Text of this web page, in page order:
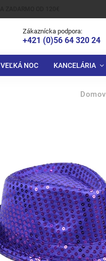
Zákaznícka podpora:
+421 (0)56 64 320 24
VEĽKÁ NOC KANCELÁRIA
Domov